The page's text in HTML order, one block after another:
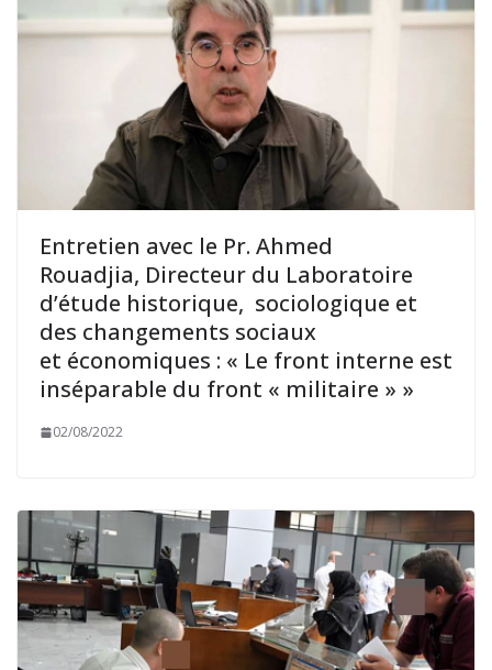
Entretien avec le Pr. Ahmed
Rouadjia, Directeur du Laboratoire
d’étude historique, sociologique et
des changements sociaux
et économiques : « Le front interne est
inséparable du front « militaire » »
02/08/2022